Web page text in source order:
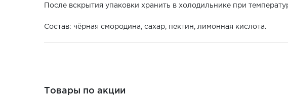
После вскрытия упаковки хранить в холодильнике при
Состав: чёрная смородина, сахар, пектин, лимонная кислота.
Товары по акции